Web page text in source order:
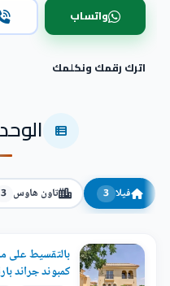
واتساب
اترك رقمك ونكلمك
فيلا 3 تاون هاوس 3
كمبوند جراند بارك